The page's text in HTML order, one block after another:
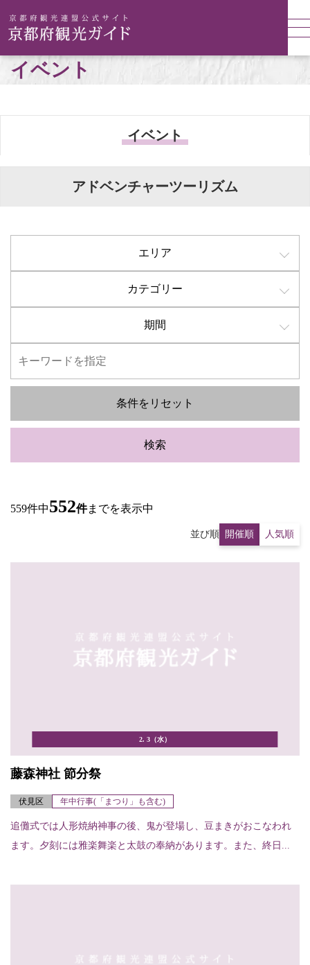
イベント
イベント
アドベンチャーツーリズム
エリア
カテゴリー
期間
条件をリセット
検索
559件中552件までを表示中
並び順 開催順 人気順
2. 3（水）
藤森神社 節分祭
伏見区 年中行事(「まつり」も含む)
追儺式では人形焼納神事の後、鬼が登場し、豆まきがおこなわれ
ます。夕刻には雅楽舞楽と太鼓の奉納があります。また、終日...